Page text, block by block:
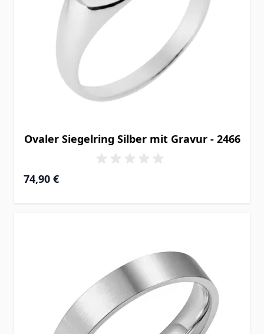
Ovaler Siegelring Silber mit Gravur - 2466
74,90 €